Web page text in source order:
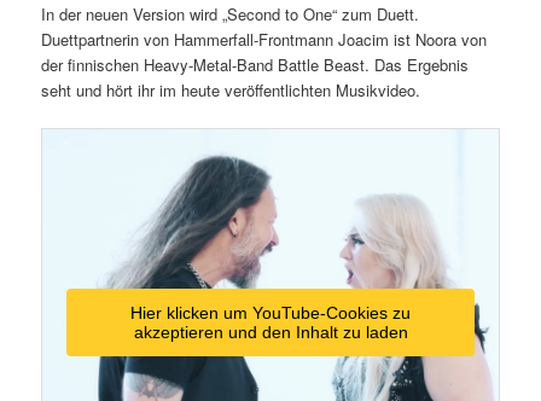
In der neuen Version wird „Second to One“ zum Duett.
Duettpartnerin von Hammerfall-Frontmann Joacim ist Noora von
der finnischen Heavy-Metal-Band Battle Beast. Das Ergebnis
seht und hört ihr im heute veröffentlichten Musikvideo.
Hier klicken um YouTube-Cookies zu
akzeptieren und den Inhalt zu laden